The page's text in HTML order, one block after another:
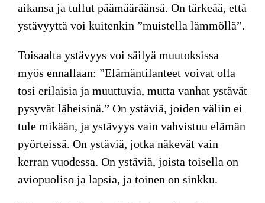
aikansa ja tullut päämääräänsä. On tärkeää, että
ystävyyttä voi kuitenkin ”muistella lämmöllä”.
Toisaalta ystävyys voi säilyä muutoksissa
myös ennallaan: ”Elämäntilanteet voivat olla
tosi erilaisia ja muuttuvia, mutta vanhat ystävät
pysyvät läheisinä.” On ystäviä, joiden väliin ei
tule mikään, ja ystävyys vain vahvistuu elämän
pyörteissä. On ystäviä, jotka näkevät vain
kerran vuodessa. On ystäviä, joista toisella on
aviopuoliso ja lapsia, ja toinen on sinkku.